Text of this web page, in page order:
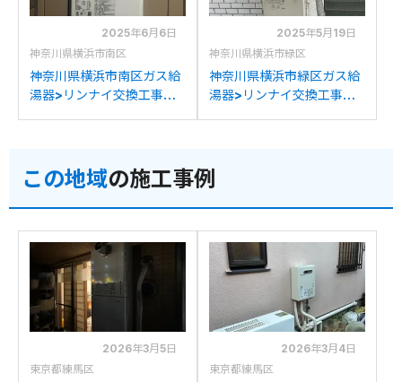
2025年6月6日
神奈川県横浜市南区
神奈川県横浜市南区ガス給
湯器>リンナイ交換工事施
への交換
2025年5月19日
神奈川県横浜市緑区
神奈川県横浜市緑区ガス給
湯器>リンナイ交換工事施
SA2005SAW(A)への交換
この地域の施工事例
2026年3月5日
東京都練馬区
2026年3月4日
東京都練馬区